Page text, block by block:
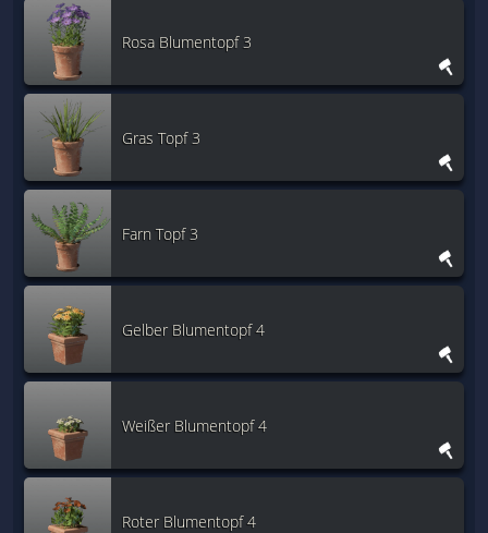
Rosa Blumentopf 3
Gras Topf 3
Farn Topf 3
Gelber Blumentopf 4
Weißer Blumentopf 4
Roter Blumentopf 4